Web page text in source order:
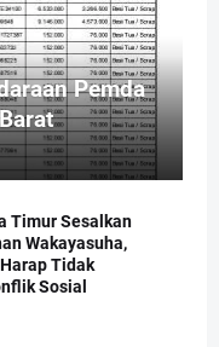
Pemda
Timur Sesalkan
Wakayasuha,
Tidak
Sosial